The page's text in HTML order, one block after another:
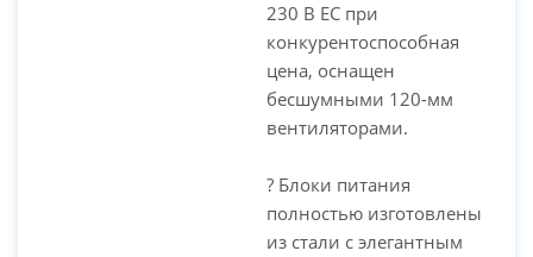
230 В ЕС при
конкурентоспособная
цена, оснащен
бесшумными 120-мм
вентиляторами.
? Блоки питания
полностью изготовлены
из стали с элегантным